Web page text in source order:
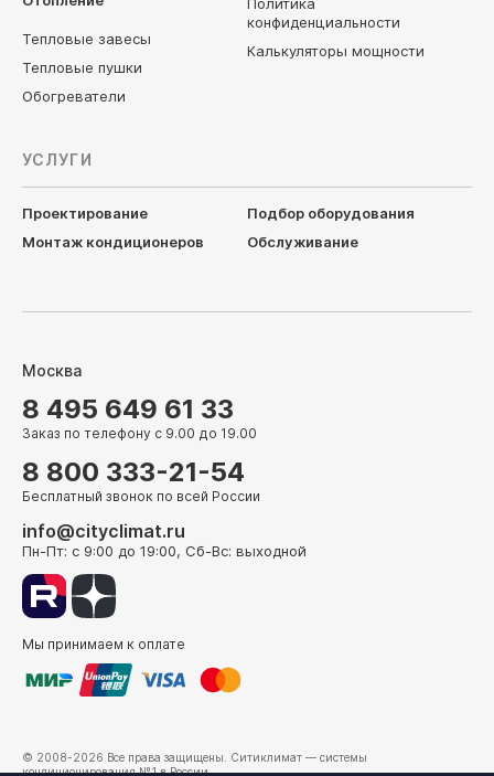
Тепловые завесы
Тепловые пушки
Обогреватели
конфиденциальности
Калькуляторы мощности
УСЛУГИ
Проектирование
Подбор оборудования
Монтаж кондиционеров
Обслуживание
Москва
8 495 649 61 33
Заказ по телефону с 9.00 до 19.00
8 800 333-21-54
Бесплатный звонок по всей России
info@cityclimat.ru
Пн-Пт: с 9:00 до 19:00, Сб-Вс: выходной
Мы принимаем к оплате
© 2008-2026 Все права защищены. Ситиклимат — системы
кондиционирования №1 в России.